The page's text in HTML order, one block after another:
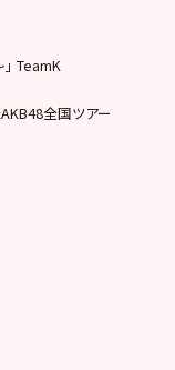
TeamK
全国ツアー